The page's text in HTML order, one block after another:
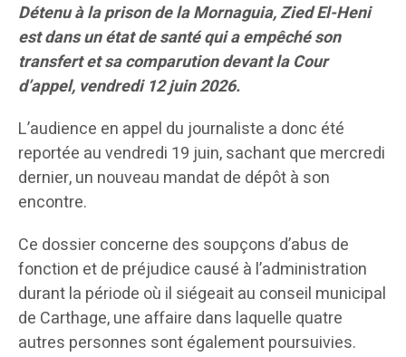
Détenu à la prison de la Mornaguia, Zied El-Heni
est dans un état de santé qui a empêché son
transfert et sa comparution devant la Cour
d’appel, vendredi 12 juin 2026.
L’audience en appel du journaliste a donc été
reportée au vendredi 19 juin, sachant que mercredi
dernier, un nouveau mandat de dépôt à son
encontre.
Ce dossier concerne des soupçons d’abus de
fonction et de préjudice causé à l’administration
durant la période où il siégeait au conseil municipal
de Carthage, une affaire dans laquelle quatre
autres personnes sont également poursuivies.